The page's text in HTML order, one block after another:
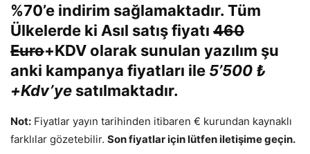
%70’e indirim sağlamaktadır. Tüm
Ülkelerde ki Asıl satış fiyatı 460
Euro+KDV olarak sunulan yazılım şu
anki kampanya fiyatları ile 5’500 ₺
+Kdv’ye satılmaktadır.
Not: Fiyatlar yayın tarihinden itibaren € kurundan kaynaklı
farklılar gözetebilir. Son fiyatlar için lütfen iletişime geçin.